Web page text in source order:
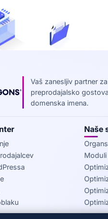
Vaš zanesljiv partner
preprodajalsko
domenska imena.
Naše
Moduli